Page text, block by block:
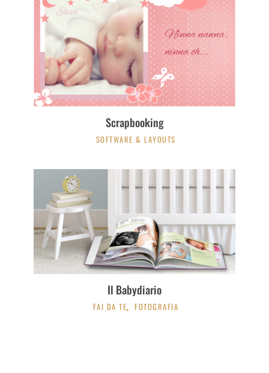
Scrapbooking
SOFTWARE & LAYOUTS
Il Babydiario
FAI DA TE,FOTOGRAFIA